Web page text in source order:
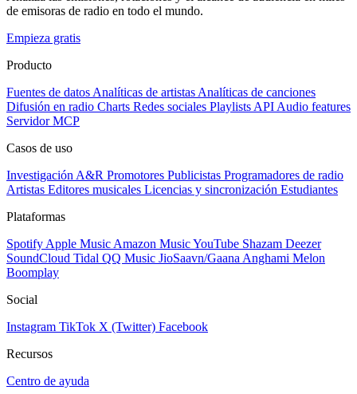
de emisoras de radio en todo el mundo.
Empieza gratis
Producto
Fuentes de datos Analíticas de artistas Analíticas de canciones
Difusión en radio Charts Redes sociales Playlists API Audio features
Servidor MCP
Casos de uso
Investigación A&R Promotores Publicistas Programadores de radio
Artistas Editores musicales Licencias y sincronización Estudiantes
Plataformas
Spotify Apple Music Amazon MusicYouTube Shazam Deezer
SoundCloud Tidal QQ Music JioSaavn/Gaana Anghami Melon
Boomplay
Social
Instagram TikTok X (Twitter) Facebook
Recursos
Centro de ayuda